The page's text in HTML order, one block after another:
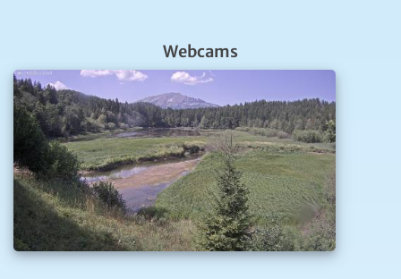
Webcams